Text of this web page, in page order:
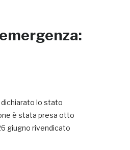
dichiarato lo stato
è stata presa otto
giugno rivendicato